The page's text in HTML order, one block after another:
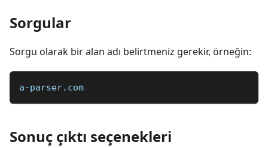
Sorgular
Sorgu olarak bir alan adı belirtmeniz gerekir, örneğin:
a-parser.com
Sonuç çıktı seçenekleri